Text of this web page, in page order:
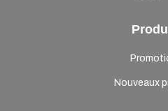
Nouveaux